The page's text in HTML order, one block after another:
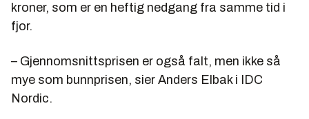
kroner, som er en heftig nedgang fra samme tid i
fjor.
– Gjennomsnittsprisen er også falt, men ikke så
mye som bunnprisen, sier Anders Elbak i IDC
Nordic.